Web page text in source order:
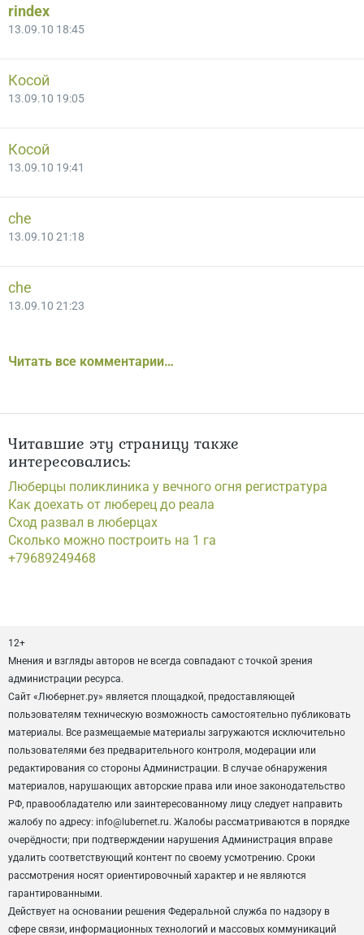
rindex
13.09.10 18:45
Косой
13.09.10 19:05
Косой
13.09.10 19:41
che
13.09.10 21:18
che
13.09.10 21:23
Читать все комментарии…
Читавшие эту страницу также
интересовались:
Люберцы поликлиника у вечного огня регистратура
Как доехать от люберец до реала
Сход развал в люберцах
Сколько можно построить на 1 га
+79689249468
12+
Мнения и взгляды авторов не всегда совпадают с точкой зрения
администрации ресурса.
Сайт «Любернет.ру» является площадкой, предоставляющей
пользователям техническую возможность самостоятельно публиковать
материалы. Все размещаемые материалы загружаются исключительно
пользователями без предварительного контроля, модерации или
редактирования со стороны Администрации. В случае обнаружения
материалов, нарушающих авторские права или иное законодательство
РФ, правообладателю или заинтересованному лицу следует направить
жалобу по адресу: info@lubernet.ru. Жалобы рассматриваются в порядке
очерёдности; при подтверждении нарушения Администрация вправе
удалить соответствующий контент по своему усмотрению. Сроки
рассмотрения носят ориентировочный характер и не являются
гарантированными.
Действует на основании решения Федеральной служба по надзору в
сфере связи, информационных технологий и массовых коммуникаций